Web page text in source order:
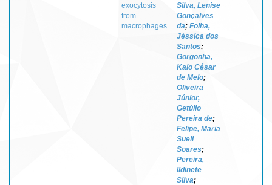
exocytosis
from
macrophages
Silva, Lenise
Gonçalves
da; Folha,
Jéssica dos
Santos;
Gorgonha,
Kaio César
de Melo;
Oliveira
Júnior,
Getúlio
Pereira de;
Felipe, Maria
Sueli
Soares;
Pereira,
Ildinete
Silva;